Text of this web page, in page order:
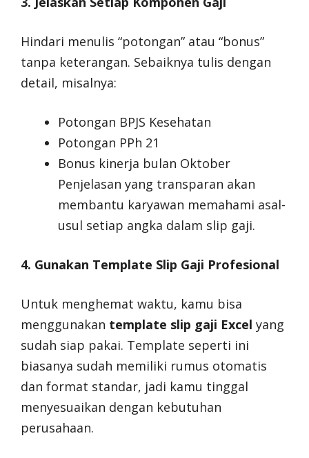
Hindari menulis “potongan” atau “bonus”
tanpa keterangan. Sebaiknya tulis dengan
detail, misalnya:
Potongan BPJS Kesehatan
Potongan PPh 21
Bonus kinerja bulan Oktober
Penjelasan yang transparan akan
membantu karyawan memahami asal-
usul setiap angka dalam slip gaji.
4. Gunakan Template Slip Gaji Profesional
Untuk menghemat waktu, kamu bisa
menggunakan template slip gaji Excel yang
sudah siap pakai. Template seperti ini
biasanya sudah memiliki rumus otomatis
dan format standar, jadi kamu tinggal
menyesuaikan dengan kebutuhan
perusahaan.